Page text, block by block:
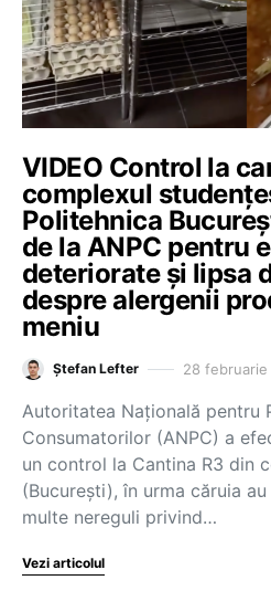
VIDEO Control la
complexul
Politehnica
de la ANPC pentru
deteriorate și lipsa
despre alergenii
meniu
Ștefan Lefter 28 februarie
Autoritatea Națională pentru
Consumatorilor (ANPC) a
un control la Cantina R3 din
(București), în urma căruia
multe nereguli privind…
Vezi articolul